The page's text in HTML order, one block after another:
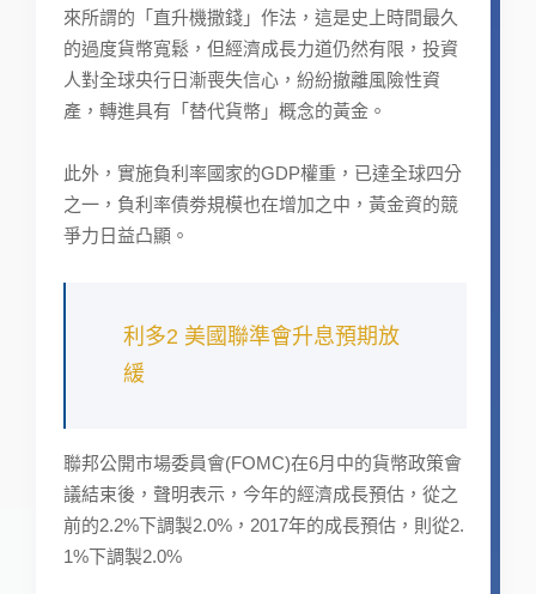
來所謂的「直升機撒錢」作法，這是史上時間最久
的過度貨幣寬鬆，但經濟成長力道仍然有限，投資
人對全球央行日漸喪失信心，紛紛撤離風險性資
產，轉進具有「替代貨幣」概念的黃金。
此外，實施負利率國家的GDP權重，已達全球四分
之一，負利率債劵規模也在增加之中，黃金資的競
爭力日益凸顯。
利多2 美國聯準會升息預期放
緩
聯邦公開市場委員會(FOMC)在6月中的貨幣政策會
議結束後，聲明表示，今年的經濟成長預估，從之
前的2.2%下調製2.0%，2017年的成長預估，則從2.
1%下調製2.0%